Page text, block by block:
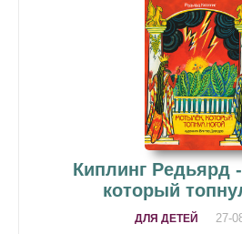
Киплинг Редьярд
который
ДЛЯ ДЕТЕЙ 27-